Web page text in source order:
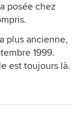
posée chez
plus ancienne,
1999.
est toujours là.